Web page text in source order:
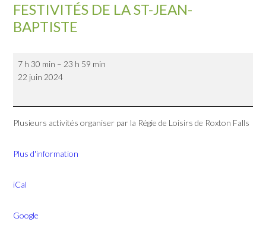
FESTIVITÉS DE LA ST-JEAN-
BAPTISTE
de
la
7 h 30 min – 23 h 59 min
22 juin 2024
Plusieurs activités organiser par la Régie de Loisirs de Roxton Falls
Plus d'information
iCal
Google